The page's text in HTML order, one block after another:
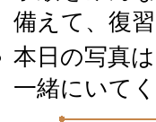
備えて、復
本日の写真
一緒にいて